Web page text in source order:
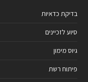
בדיקת כדאיות
סיוע לזכיינים
גיוס מימון
פיתוח רשת